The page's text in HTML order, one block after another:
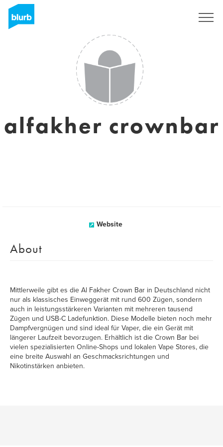
alfakher crownbar
Website
About
Mittlerweile gibt es die Al Fakher Crown Bar in Deutschland nicht
nur als klassisches Einweggerät mit rund 600 Zügen, sondern
auch in leistungsstärkeren Varianten mit mehreren tausend
Zügen und USB-C Ladefunktion. Diese Modelle bieten noch mehr
Dampfvergnügen und sind ideal für Vaper, die ein Gerät mit
längerer Laufzeit bevorzugen. Erhältlich ist die Crown Bar bei
vielen spezialisierten Online-Shops und lokalen Vape Stores, die
eine breite Auswahl an Geschmacksrichtungen und
Nikotinstärken anbieten.